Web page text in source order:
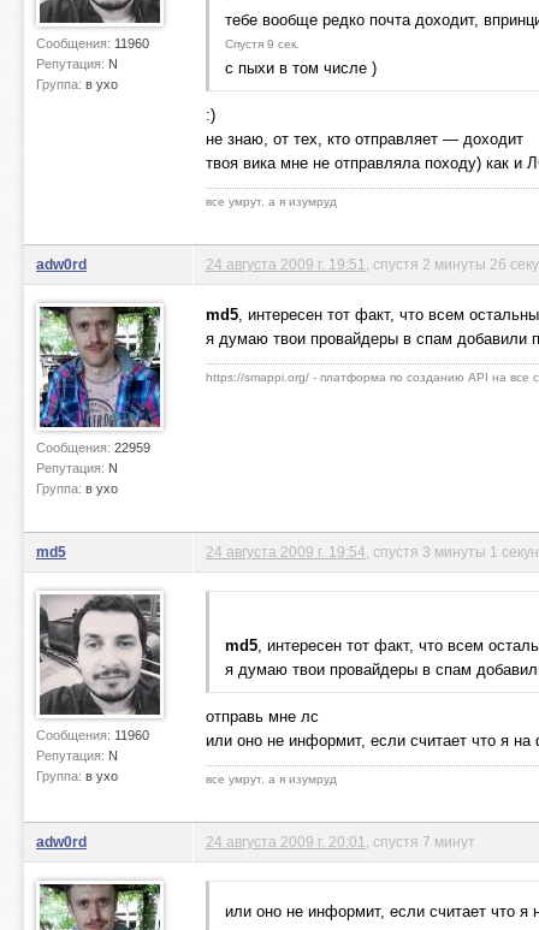
Сообщения: 11960
Репутация: N
Группа: в ухо
тебе вообще редко почта доходит,
Спустя 9 сек.
с пыхи в том числе )
:)
не знаю, от тех, кто отправляет — доходит
твоя вика мне не отправляла походу) как и
все умрут, а я изумруд
adw0rd
Сообщения: 22959
Репутация: N
Группа: в ухо
24 августа 2009 г. 19:51 , спустя 2 минуты 26
md5, интересен тот факт, что всем
я думаю твои провайдеры в спам добавили
https://smappi.org/ - платформа по созданию API на все
md5
Сообщения: 11960
Репутация: N
Группа: в ухо
24 августа 2009 г. 19:54 , спустя 3 минуты 1
md5, интересен тот факт, что всем
я думаю твои провайдеры в спам
отправь мне лс
или оно не информит, если считает что я
все умрут, а я изумруд
adw0rd 24 августа 2009 г. 20:01 , спустя 7 минут
или оно не информит, если считает что